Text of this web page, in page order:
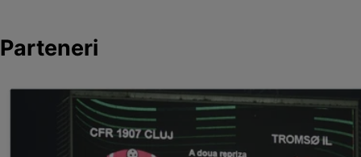
Parteneri